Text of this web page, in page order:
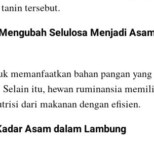
tersebut.
Selulosa Menjadi
memanfaatkan bahan pangan yang
itu, hewan ruminansia
dari makanan dengan efisien.
Asam dalam Lambung